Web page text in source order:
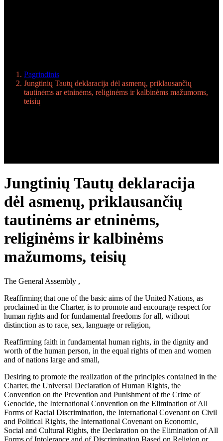
Pagrindinis
Jungtinių Tautų deklaracija dėl asmenų, priklausančių
tautinėms ar etninėms, religinėms ir kalbinėms mažumoms,
teisių
Jungtinių Tautų deklaracija
dėl asmenų, priklausančių
tautinėms ar etninėms,
religinėms ir kalbinėms
mažumoms, teisių
The General Assembly ,
Reaffirming that one of the basic aims of the United Nations, as
proclaimed in the Charter, is to promote and encourage respect for
human rights and for fundamental freedoms for all, without
distinction as to race, sex, language or religion,
Reaffirming faith in fundamental human rights, in the dignity and
worth of the human person, in the equal rights of men and women
and of nations large and small,
Desiring to promote the realization of the principles contained in the
Charter, the Universal Declaration of Human Rights, the
Convention on the Prevention and Punishment of the Crime of
Genocide, the International Convention on the Elimination of All
Forms of Racial Discrimination, the International Covenant on Civil
and Political Rights, the International Covenant on Economic,
Social and Cultural Rights, the Declaration on the Elimination of All
Forms of Intolerance and of Discrimination Based on Religion or